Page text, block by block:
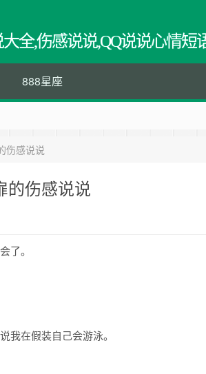
大全,伤感说说,QQ说说心情短
888星座
伤感说说
的伤感说说
了。
我在假装自己会游泳。